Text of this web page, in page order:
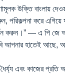
উক্তি বাংলায়
পরিকল্পনা করে এগিয়ে
করুন।” — এ পি জে
আপনার হাতেই
এবং কাজের